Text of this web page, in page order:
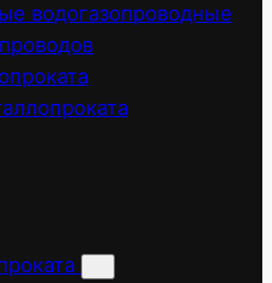
водогазопроводные